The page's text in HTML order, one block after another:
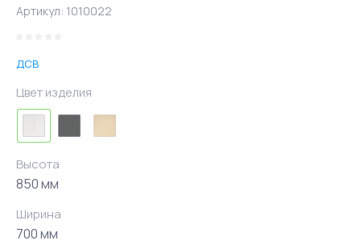
Артикул: 1010022
ДСВ
Цвет изделия
Высота
850 мм
Ширина
700 мм